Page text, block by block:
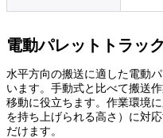
電動パレットトラック
水平方向の搬送に適した電動
います。手動式と比べて搬送
移動に役立ちます。作業環境
を持ち上げられる高さ）に対
だけます。